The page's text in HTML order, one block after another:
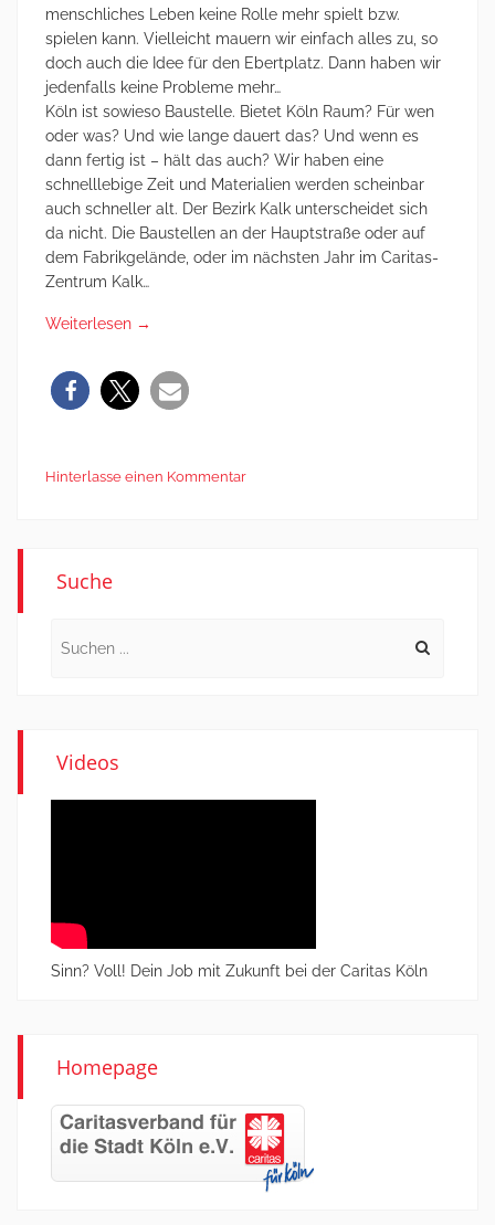
menschliches Leben keine Rolle mehr spielt bzw.
spielen kann. Vielleicht mauern wir einfach alles zu, so
doch auch die Idee für den Ebertplatz. Dann haben wir
jedenfalls keine Probleme mehr…
Köln ist sowieso Baustelle. Bietet Köln Raum? Für wen
oder was? Und wie lange dauert das? Und wenn es
dann fertig ist – hält das auch? Wir haben eine
schnelllebige Zeit und Materialien werden scheinbar
auch schneller alt. Der Bezirk Kalk unterscheidet sich
da nicht. Die Baustellen an der Hauptstraße oder auf
dem Fabrikgelände, oder im nächsten Jahr im Caritas-
Zentrum Kalk…
Weiterlesen →
Hinterlasse einen Kommentar
Suche
Videos
Sinn? Voll! Dein Job mit Zukunft bei der Caritas Köln
Homepage